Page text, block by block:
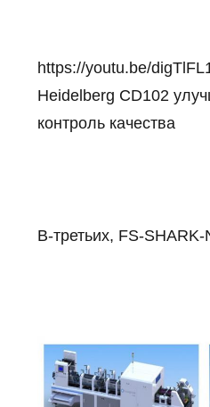
https://youtu.be/
Heidelberg CD102
контроль качества
В-третьих, FS-SHARK-